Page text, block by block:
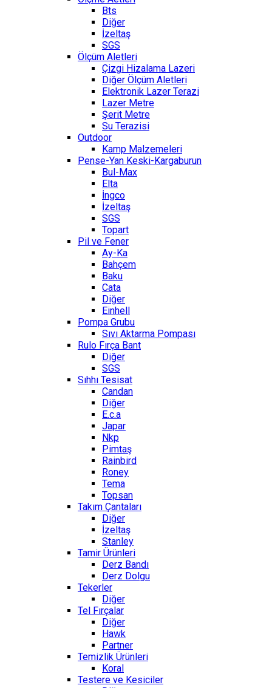
Bts
Diğer
İzeltaş
SGS
Ölçüm Aletleri
Çizgi Hizalama Lazeri
Diğer Ölçüm Aletleri
Elektronik Lazer Terazi
Lazer Metre
Şerit Metre
Su Terazisi
Outdoor
Kamp Malzemeleri
Pense-Yan Keski-Kargaburun
Bul-Max
Elta
İngco
İzeltaş
SGS
Topart
Pil ve Fener
Ay-Ka
Bahçem
Baku
Cata
Diğer
Einhell
Pompa Grubu
Sıvı Aktarma Pompası
Rulo Fırça Bant
Diğer
SGS
Sıhhı Tesisat
Candan
Diğer
E.c.a
Japar
Nkp
Pimtaş
Rainbird
Roney
Tema
Topsan
Takım Çantaları
Diğer
İzeltaş
Stanley
Tamir Ürünleri
Derz Bandı
Derz Dolgu
Tekerler
Diğer
Tel Fırçalar
Diğer
Hawk
Partner
Temizlik Ürünleri
Koral
Testere ve Kesiciler